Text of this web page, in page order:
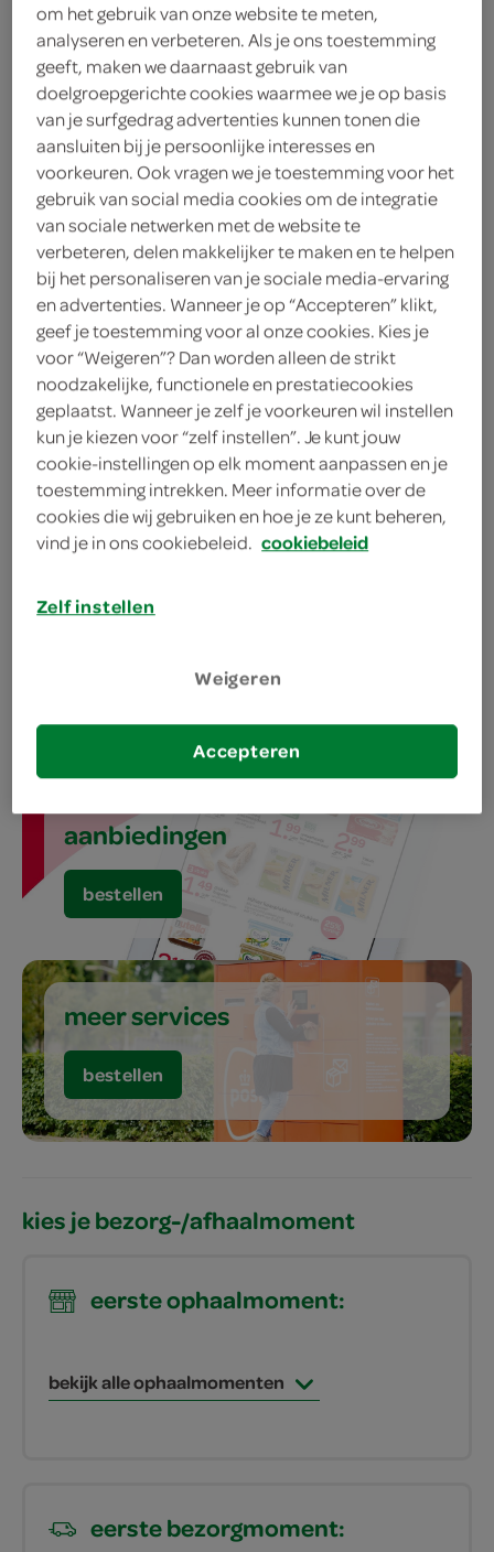
boodschappen
bestellen
verse broodjes, wraps, snacks
& salades
bestellen
pizza's
bestellen
aanbiedingen
bestellen
meer services
bestellen
kies je bezorg-/afhaalmoment
eerste ophaalmoment:
bekijk alle ophaalmomenten
eerste bezorgmoment:
om het gebruik van onze website te meten,
analyseren en verbeteren. Als je ons toestemming
geeft, maken we daarnaast gebruik van
doelgroepgerichte cookies waarmee we je op basis
van je surfgedrag advertenties kunnen tonen die
aansluiten bij je persoonlijke interesses en
voorkeuren. Ook vragen we je toestemming voor het
gebruik van social media cookies om de integratie
van sociale netwerken met de website te
verbeteren, delen makkelijker te maken en te helpen
bij het personaliseren van je sociale media-ervaring
en advertenties. Wanneer je op “Accepteren” klikt,
geef je toestemming voor al onze cookies. Kies je
voor “Weigeren”? Dan worden alleen de strikt
noodzakelijke, functionele en prestatiecookies
geplaatst. Wanneer je zelf je voorkeuren wil instellen
kun je kiezen voor “zelf instellen”. Je kunt jouw
cookie-instellingen op elk moment aanpassen en je
toestemming intrekken. Meer informatie over de
cookies die wij gebruiken en hoe je ze kunt beheren,
vind je in ons cookiebeleid. cookiebeleid
Zelf instellen
Weigeren
Accepteren